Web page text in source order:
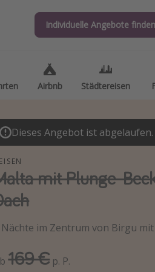
Individuelle Angebote finden
Airbnb Städtereisen
Individuelle Angebote
Airbnb Städtereisen
Dieses Angebot ist abgelaufen.
mit Plunge-
Nächte im Zentrum von Birgu
169 € p. P.